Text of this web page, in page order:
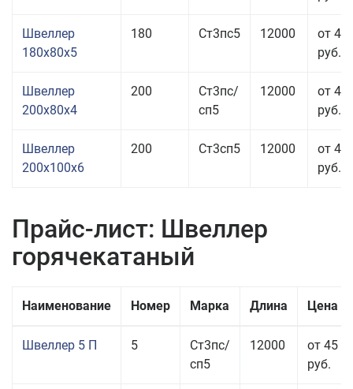
Швеллер
180x80x5
180 Ст3пс5 12000
от 44
руб.
Швеллер
200x80x4
200
Ст3пс/
сп5
12000
от 44
руб.
Швеллер
200x100x6
200 Ст3сп5 12000
от 47
руб.
Прайс-лист: Швеллер
горячекатаный
Наименование Номер Марка Длина Цена
Швеллер 5 П 5
Ст3пс/
сп5
12000
от 45
руб.